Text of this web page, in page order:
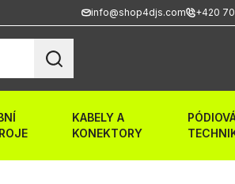
info@shop4djs.com +420
KABELY A
KONEKTORY